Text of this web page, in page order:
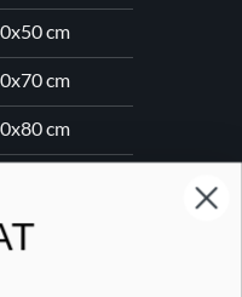
cm
cm
cm
Hinnerup · CVR 40736166 ·